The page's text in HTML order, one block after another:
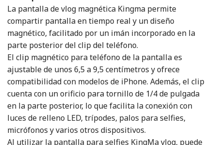
La pantalla de vlog magnética Kingma permite
compartir pantalla en tiempo real y un diseño
magnético, facilitado por un imán incorporado en la
parte posterior del clip del teléfono.
El clip magnético para teléfono de la pantalla es
ajustable de unos 6,5 a 9,5 centímetros y ofrece
compatibilidad con modelos de iPhone. Además, el clip
cuenta con un orificio para tornillo de 1/4 de pulgada
en la parte posterior, lo que facilita la conexión con
luces de relleno LED, trípodes, palos para selfies,
micrófonos y varios otros dispositivos.
Al utilizar la pantalla para selfies KingMa vlog, puede